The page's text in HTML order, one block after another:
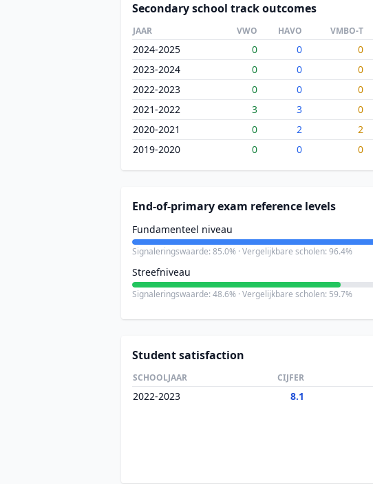
Secondary school track outcomes
JAAR VWO HAVO VMBO-T
2024-2025 0 0 0
2023-2024
0 0 0
2022-2023
0 0 0
2021-2022
3 3 0
2020-2021
0 2 2
2019-2020
0 0 0
End-of-primary exam reference levels
Fundamenteel niveau
Signaleringswaarde: 85.0% · Vergelijkbare scholen: 96.4%
Streefniveau
Signaleringswaarde: 48.6% · Vergelijkbare scholen: 59.7%
Student satisfaction
SCHOOLJAAR CIJFER
2022-2023 8.1